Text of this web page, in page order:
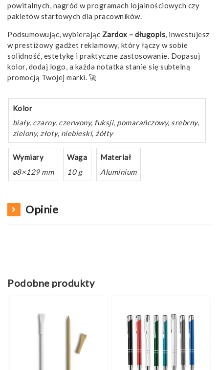
powitalnych, nagród w programach lojalnościowych czy
pakietów startowych dla pracowników.
Podsumowując, wybierając Zardox – długopis, inwestujesz
w prestiżowy gadżet reklamowy, który łączy w sobie
solidność, estetykę i praktyczne zastosowanie. Dopasuj
kolor, dodaj logo, a każda notatka stanie się subtelną
promocją Twojej marki. 🚀
Kolor
biały, czarny, czerwony, fuksji, pomarańczowy, srebrny,
zielony, złoty, niebieski, żółty
Wymiary
ø8×129 mm
Waga
10 g
Materiał
Aluminium
Opinie
Podobne produkty